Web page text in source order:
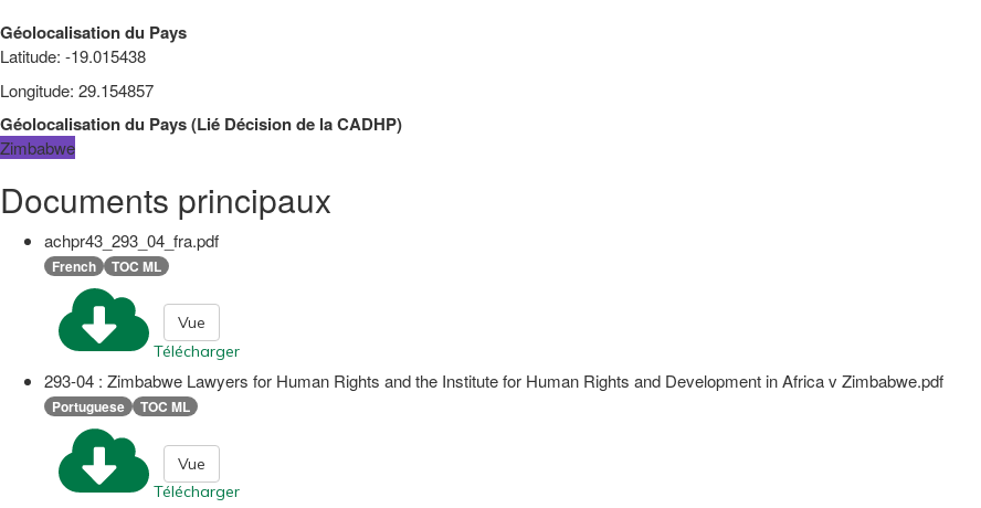
Géolocalisation du Pays
Latitude: -19.015438
Longitude: 29.154857
Géolocalisation du Pays(Lié Décision de la CADHP)
Zimbabwe
Documents principaux
achpr43_293_04_fra.pdf
French TOC ML
Télécharger
Vue
293-04 : Zimbabwe Lawyers for Human Rights and the Institute for Human Rights and Development in Africa v Zimbabwe.pdf
Portuguese TOC ML
Télécharger
Vue